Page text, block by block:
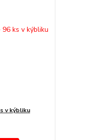
v kýbliku